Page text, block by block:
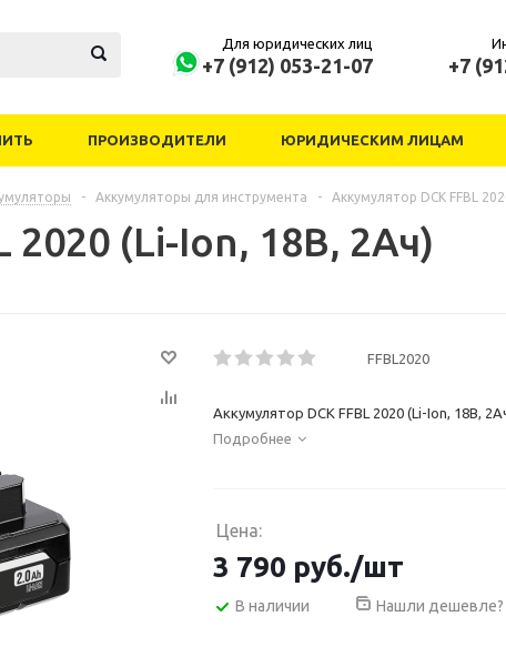
Для юридических лиц
+7 (912) 053-21-07 +7
ПРОИЗВОДИТЕЛИ ЮРИДИЧЕСКИМ ЛИЦАМ
- Аккумуляторы для инструмента - Аккумулятор DCK FFBL
2020 (Li-Ion, 18В, 2Ач)
FFBL2020
Аккумулятор DCK FFBL 2020 (Li-Ion, 18В,
Подробнее
Цена:
3 790 руб./шт
В наличии Нашли дешевле?